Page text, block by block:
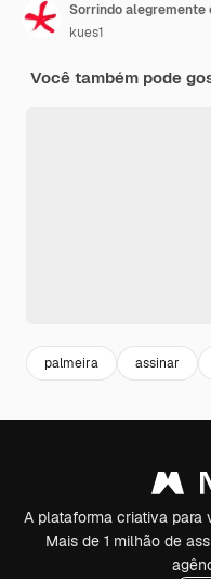
kues1
Você também pode
palmeira assinar
A plataforma criativa para
Mais de 1 milhão de